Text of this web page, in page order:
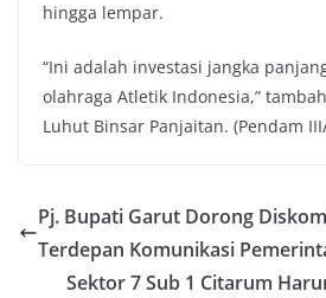
hingga lempar.
“Ini adalah investasi jangka
olahraga Atletik Indonesia,”
Luhut Binsar Panjaitan. (Pendam
Pj. Bupati Garut Dorong
Terdepan Komunikasi
Sektor 7 Sub 1 Citarum